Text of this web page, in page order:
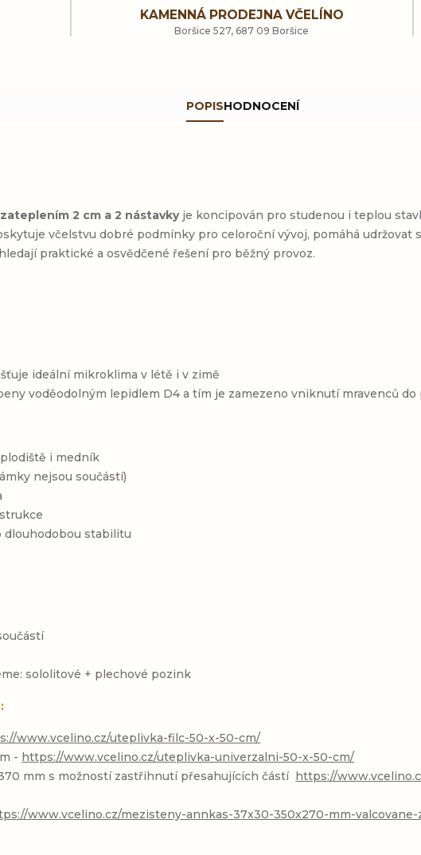
KAMENNÁ PRODEJNA VČELÍNO
Boršice 527, 687 09 Boršice
POPISHODNOCENÍ
2 cm a 2 nástavky je koncipován pro studenou i teplou
včelstvu dobré podmínky pro celoroční vývoj, pomáhá
praktické a osvědčené řešení pro běžný provoz.
ideální mikroklima v létě i v zimě
voděodolným lepidlem D4 a tím je zamezeno vniknutí mravenců do
i medník
nejsou součástí)
dlouhodobou stabilitu
sololitové + plechové pozink
www.vcelino.cz/uteplivka-filc-50-x-50-cm/
- https://www.vcelino.cz/uteplivka-univerzalni-50-x-50-cm/
mm s možností zastřihnutí přesahujících částí https://
www.vcelino.cz/mezisteny-annkas-37x30-350x270-mm-